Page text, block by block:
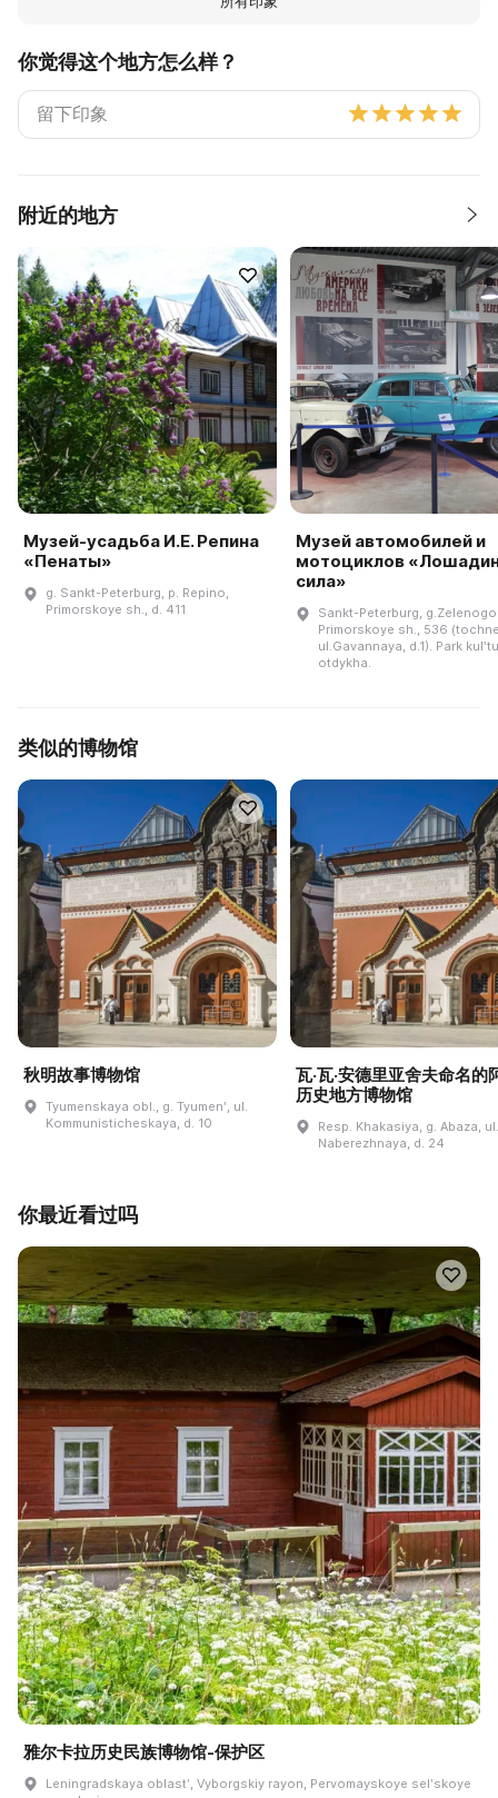
你觉得这个地方怎么样？
附近的地方
Музей-усадьба И.Е. Репина
«Пенаты»
g. Sankt-Peterburg, p. Repino,
Primorskoye sh., d. 411
Музей автомобилей и
мотоциклов
сила»
Sankt-Peterburg,
Primorskoye sh., 536
ul.Gavannaya, d.1). Park
otdykha.
类似的博物馆
秋明故事博物馆
Tyumenskaya obl., g. Tyumenʹ, ul.
Kommunisticheskaya, d. 10
瓦·瓦·安德里亚舍夫命名的
历史地方博物馆
Resp. Khakasiya, g. Abaza, ul.
Naberezhnaya, d. 24
你最近看过吗
雅尔卡拉历史民族博物馆-保护区
Leningradskaya oblastʹ, Vyborgskiy rayon, Pervomayskoye selʹskoye